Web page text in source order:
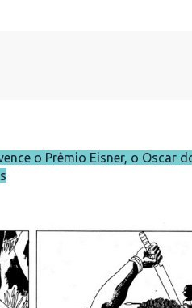
o Prêmio Eisner, o Oscar